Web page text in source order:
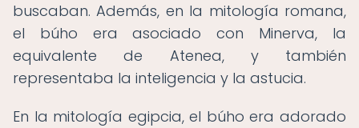
buscaban. Además, en la mitología romana,
el búho era asociado con Minerva, la
equivalente de Atenea, y también
representaba la inteligencia y la astucia.
En la mitología egipcia, el búho era adorado